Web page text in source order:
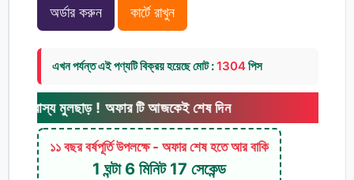
অর্ডার করুন কার্টে রাখুন
এখন পর্যন্ত এই পণ্যটি বিক্রয় হয়েছে মোট :1304পিস
! অফার টি আজকেই শেষ দিন
১১ বছর বর্ষপূর্তি উপলক্ষে - অফার শেষ হতে আর বাকি
1 ঘন্টা 6 মিনিট 16 সেকেন্ড